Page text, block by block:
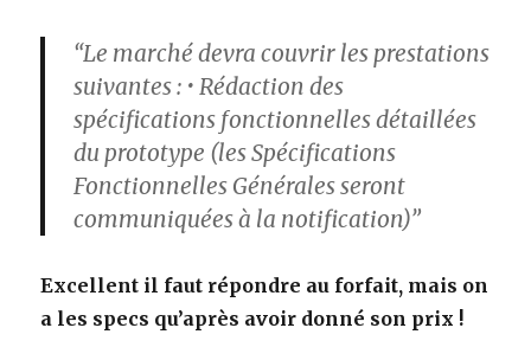
“Le marché devra couvrir les prestations
suivantes : • Rédaction des
spécifications fonctionnelles détaillées
du prototype (les Spécifications
Fonctionnelles Générales seront
communiquées à la notification)”
Excellent il faut répondre au forfait, mais on
a les specs qu’après avoir donné son prix !